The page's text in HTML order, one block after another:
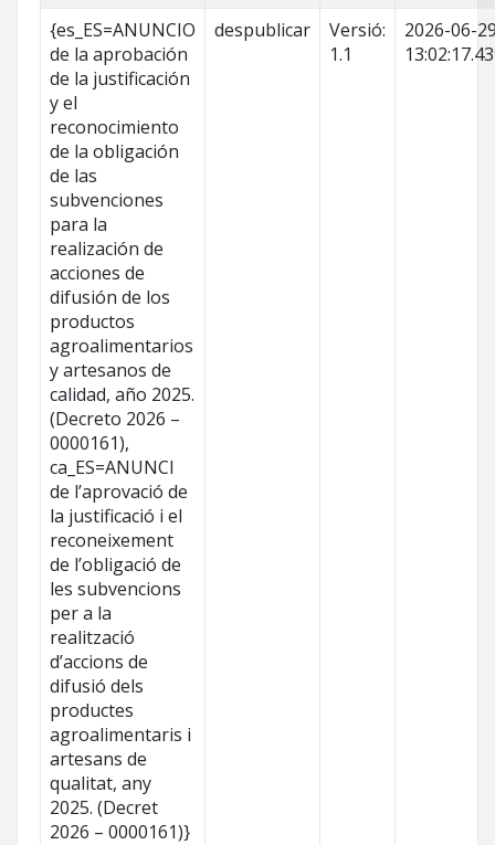
{es_ES=ANUNCIO
de la aprobación
de la justificación
y el
reconocimiento
de la obligación
de las
subvenciones
para la
realización de
acciones de
difusión de los
productos
agroalimentarios
y artesanos de
calidad, año 2025.
(Decreto 2026 –
0000161),
ca_ES=ANUNCI
de l’aprovació de
la justificació i el
reconeixement
de l’obligació de
les subvencions
per a la
realització
d’accions de
difusió dels
productes
agroalimentaris i
artesans de
qualitat, any
2025. (Decret
2026 – 0000161)}
despublicar
Versió:
1.1
2026-06-